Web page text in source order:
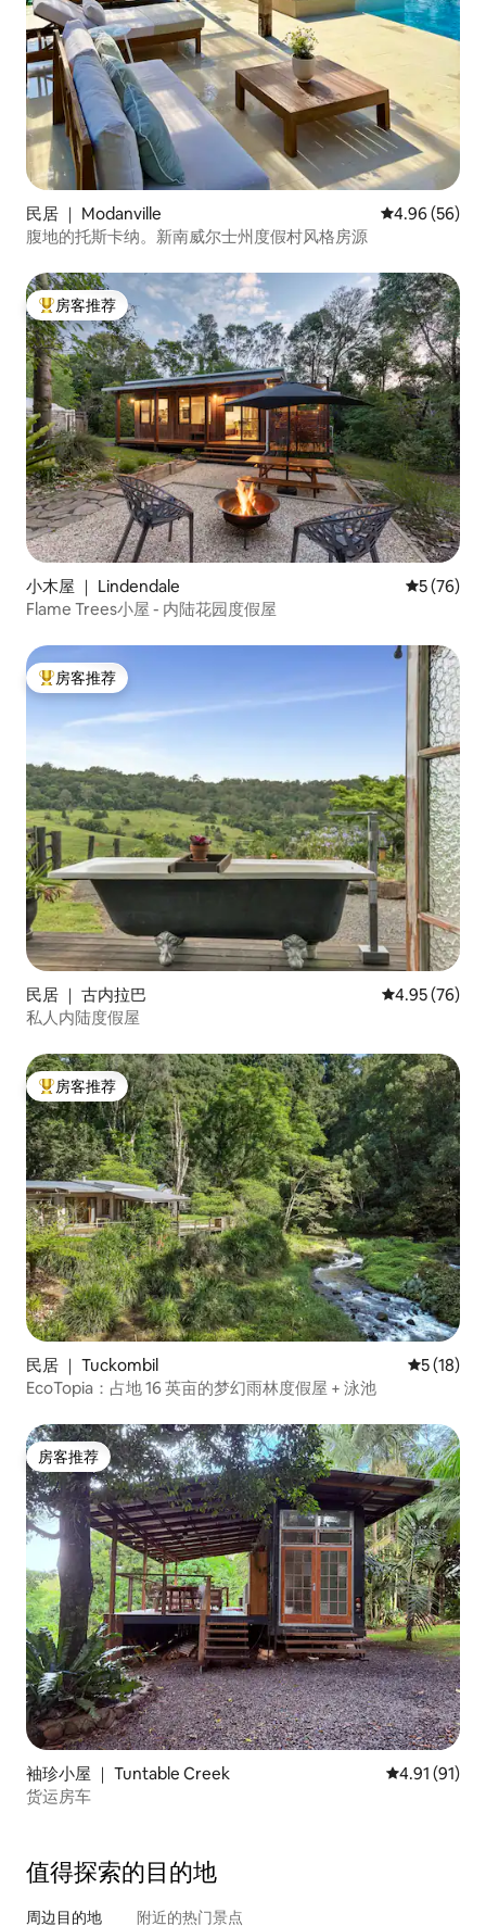
民居 ｜ Modanville 平均评分 4.96
4.96 (56)
腹地的托斯卡纳。新南威尔士州度假村风格房源
热门「房客推荐」
房客推荐
小木屋 ｜ Lindendale 平均评分
5 (76)
Flame Trees小屋 - 内陆花园度假屋
热门「房客推荐」
房客推荐
民居 ｜ 古内拉巴 平均评分
4.95 (76)
私人内陆度假屋
热门「房客推荐」
房客推荐
民居 ｜ Tuckombil 平均评分
5 (18)
EcoTopia：占地 16 英亩的梦幻雨林度假屋 + 泳池
房客推荐
房客推荐
袖珍小屋 ｜ Tuntable Creek 平均评分
4.91 (91)
货运房车
值得探索的目的地
周边目的地 附近的热门景点